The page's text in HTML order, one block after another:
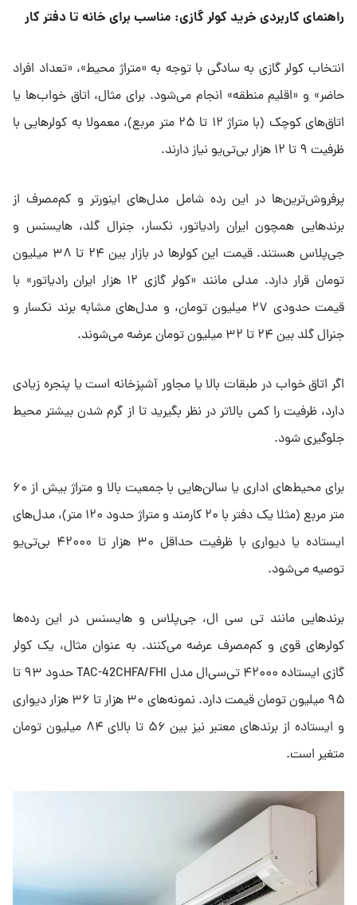
راهنمای کاربردی خرید کولر گازی: مناسب برای خانه تا دفتر کار
انتخاب کولر گازی به سادگی با توجه به «متراژ محیط»، «تعداد افراد
حاضر» و «اقلیم منطقه» انجام می‌شود. برای مثال، اتاق خواب‌ها یا
اتاق‌های کوچک (با متراژ ۱۲ تا ۲۵ متر مربع)، معمولا به کولرهایی با
ظرفیت ۹ تا ۱۲ هزار بی‌تی‌یو نیاز دارند.
پرفروش‌ترین‌ها در این رده شامل مدل‌های اینورتر و کم‌مصرف از
برندهایی همچون ایران رادیاتور، نکسار، جنرال گلد، هایسنس و
جی‌پلاس هستند. قیمت این کولرها در بازار بین ۲۴ تا ۳۸ میلیون
تومان قرار دارد. مدلی مانند «کولر گازی ۱۲ هزار ایران رادیاتور» با
قیمت حدودی ۲۷ میلیون تومان، و مدل‌های مشابه برند نکسار و
جنرال گلد بین ۲۴ تا ۳۲ میلیون تومان عرضه می‌شوند.
اگر اتاق خواب در طبقات بالا یا مجاور آشپزخانه است یا پنجره زیادی
دارد، ظرفیت را کمی بالاتر در نظر بگیرید تا از گرم شدن بیشتر محیط
جلوگیری شود.
برای محیط‌های اداری یا سالن‌هایی با جمعیت بالا و متراژ بیش‌ از ۶۰
متر مربع (مثلا یک دفتر با ۲۰ کارمند و متراژ حدود ۱۲۰ متر)، مدل‌های
ایستاده یا دیواری با ظرفیت حداقل ۳۰ هزار تا ۴۲۰۰۰ بی‌تی‌یو
توصیه می‌شود.
برندهایی مانند تی سی ال، جی‌پلاس و هایسنس در این رده‌ها
کولرهای قوی و کم‌مصرف عرضه می‌کنند. به عنوان مثال، یک کولر
گازی ایستاده ۴۲۰۰۰ تی‌سی‌ال مدل TAC-42CHFA/FHI حدود ۹۳ تا
۹۵ میلیون تومان قیمت دارد. نمونه‌های ۳۰ هزار تا ۳۶ هزار دیواری
و ایستاده از برندهای معتبر نیز بین ۵۶ تا بالای ۸۴ میلیون تومان
متغیر است.